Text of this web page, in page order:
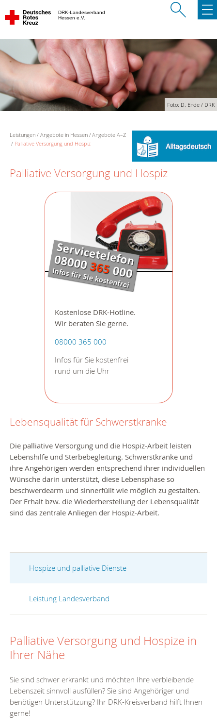
DRK-Landesverband
Hessen e.V.
Foto: D. Ende / DRK
Leistungen Angebote in Hessen
Angebote A–Z
Palliative Versorgung und Hospiz
Palliative Versorgung und Hospiz
Kostenlose DRK-Hotline.
Wir beraten Sie gerne.
08000 365 000
Infos für Sie kostenfrei
rund um die Uhr
Lebensqualität für Schwerstkranke
Die palliative Versorgung und die Hospiz-Arbeit leisten
Lebenshilfe und Sterbebegleitung. Schwerstkranke und
ihre Angehörigen werden entsprechend ihrer individuellen
Wünsche darin unterstützt, diese Lebensphase so
beschwerdearm und sinnerfüllt wie möglich zu gestalten.
Der Erhalt bzw. die Wiederherstellung der Lebensqualität
sind das zentrale Anliegen der Hospiz-Arbeit.
Hospize und palliative Dienste
Leistung Landesverband
Palliative Versorgung und Hospize in
Ihrer Nähe
Sie sind schwer erkrankt und möchten Ihre verbleibende
Lebenszeit sinnvoll ausfüllen? Sie sind Angehöriger und
benötigen Unterstützung? Ihr DRK-Kreisverband hilft Ihnen
gerne!